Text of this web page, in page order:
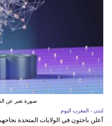
صورة تعبر عن
لندن - المغرب اليوم
أعلن باحثون في الولايات المتحدة